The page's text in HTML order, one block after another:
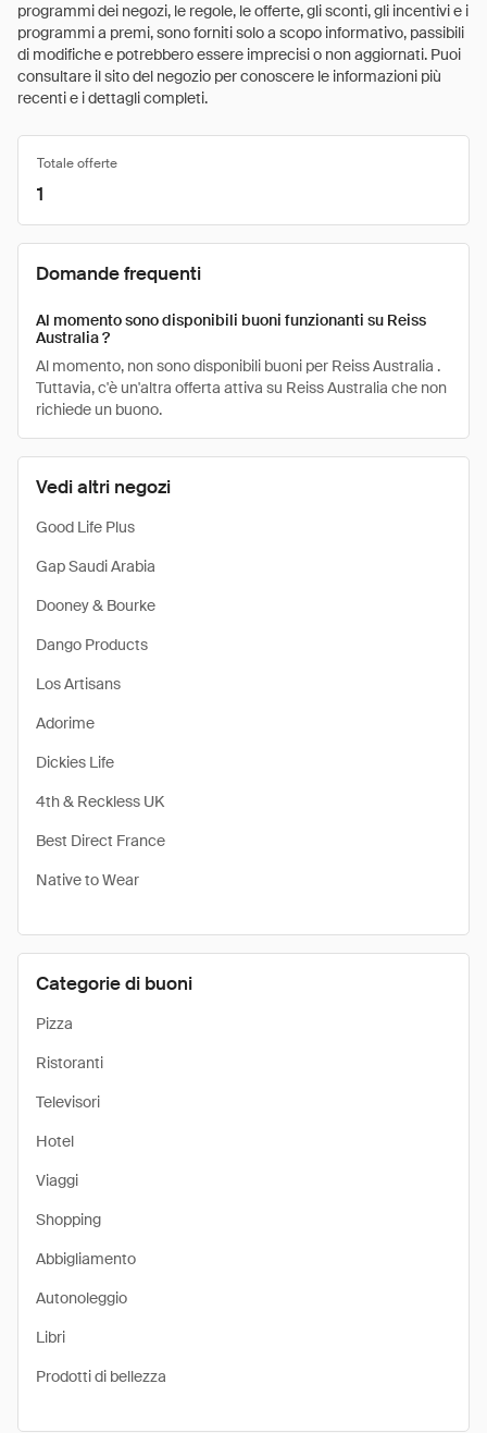
programmi dei negozi, le regole, le offerte, gli sconti, gli incentivi e i
programmi a premi, sono forniti solo a scopo informativo, passibili
di modifiche e potrebbero essere imprecisi o non aggiornati. Puoi
consultare il sito del negozio per conoscere le informazioni più
recenti e i dettagli completi.
Vedi altri negozi
Good Life Plus
Gap Saudi Arabia
Dooney & Bourke
Dango Products
Los Artisans
Adorime
Dickies Life
4th & Reckless UK
Best Direct France
Native to Wear
Categorie di buoni
Pizza
Ristoranti
Televisori
Hotel
Viaggi
Shopping
Abbigliamento
Autonoleggio
Libri
Prodotti di bellezza
Totale offerte
1
Domande frequenti
Al momento sono disponibili buoni funzionanti su Reiss
Australia ?
Al momento, non sono disponibili buoni per Reiss Australia .
Tuttavia, c'è un'altra offerta attiva su Reiss Australia che non
richiede un buono.